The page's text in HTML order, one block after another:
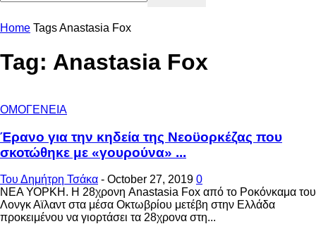
Home TagsAnastasia Fox
Tag: Anastasia Fox
ΟΜΟΓΕΝΕΙΑ
Έρανο για την κηδεία της Νεοϋορκέζας που
σκοτώθηκε με «γουρούνα» ...
Του Δημήτρη Τσάκα - October 27, 2019 0
ΝΕΑ ΥΟΡΚΗ. Η 28χρονη Anastasia Fox από το Ροκόνκαμα του
Λονγκ Αϊλαντ στα μέσα Οκτωβρίου μετέβη στην Ελλάδα
προκειμένου να γιορτάσει τα 28χρονα στη...